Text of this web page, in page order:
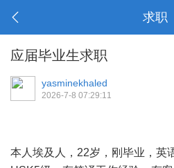
求职
应届毕业生求职
yasminekhaled
2026-7-8 07:29:11
本人埃及人，22岁，刚毕业，英